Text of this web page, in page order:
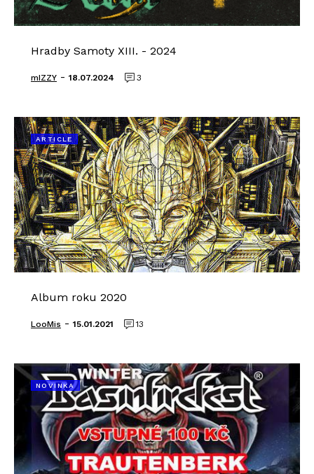
Hradby Samoty XIII. - 2024
mIZZY - 18.07.2024 3
ARTICLE
Album roku 2020
LooMis - 15.01.2021 13
NOVINKA